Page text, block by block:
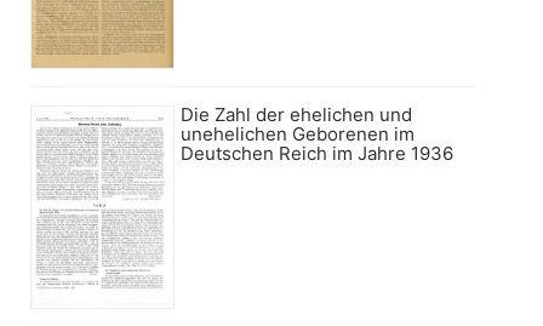
Die Zahl der ehelichen und
unehelichen Geborenen im
Deutschen Reich im Jahre 1936